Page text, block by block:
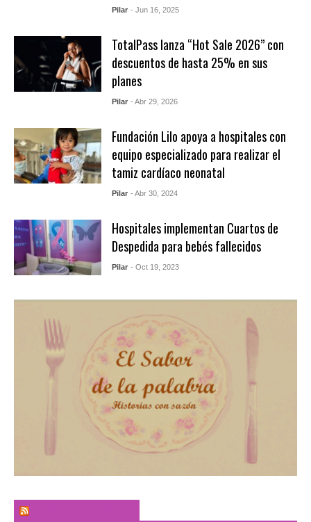
Pilar - Jun 16, 2025
TotalPass lanza “Hot Sale 2026” con
descuentos de hasta 25% en sus
planes
Pilar - Abr 29, 2026
Fundación Lilo apoya a hospitales con
equipo especializado para realizar el
tamiz cardíaco neonatal
Pilar - Abr 30, 2024
Hospitales implementan Cuartos de
Despedida para bebés fallecidos
Pilar - Oct 19, 2023